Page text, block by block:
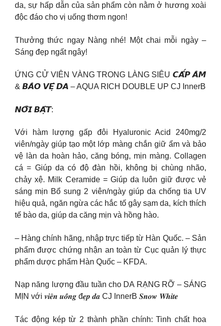
da, sự hấp dẫn của sản phẩm còn nằm ở hương xoài
độc đáo cho vị uống thơm ngon!
Thưởng thức ngay Nàng nhé! Một chai mỗi ngày –
Sáng đẹp ngất ngây!
ỨNG CỬ VIÊN VÀNG TRONG LÀNG SIÊU 𝘾𝘼̂́𝙋 𝘼̉𝙈
& 𝘽𝘼̉𝙊 𝙑𝙀̣̂ 𝘿𝘼 – AQUA RICH DOUBLE UP CJ InnerB
𝙉𝙊̂̉𝙄 𝘽𝘼̣̂𝙏:
Với hàm lượng gấp đôi Hyaluronic Acid 240mg/2
viên/ngày giúp tạo một lớp màng chắn giữ ẩm và bảo
vệ làn da hoàn hảo, căng bóng, mịn màng. Collagen
cá = Giúp da có độ đàn hồi, không bị chùng nhão,
chảy xệ. Milk Ceramide = Giúp da luôn giữ được vẻ
sáng mịn Bổ sung 2 viên/ngày giúp da chống tia UV
hiệu quả, ngăn ngừa các hắc tố gây sạm da, kích thích
tế bào da, giúp da căng mịn và hồng hào.
– Hàng chính hãng, nhập trực tiếp từ Hàn Quốc. – Sản
phẩm được chứng nhận an toàn từ Cục quản lý thực
phẩm dược phẩm Hàn Quốc – KFDA.
Nạp năng lượng đầu tuần cho DA RẠNG RỠ – SÁNG
MỊN với 𝒗𝒊𝒆̂𝒏 𝒖𝒐̂́𝒏𝒈 đ𝒆̣𝒑 𝒅𝒂 CJ InnerB 𝑺𝒏𝒐𝒘 𝑾𝒉𝒊𝒕𝒆
Tác động kép từ 2 thành phần chính: Tinh chất hoa